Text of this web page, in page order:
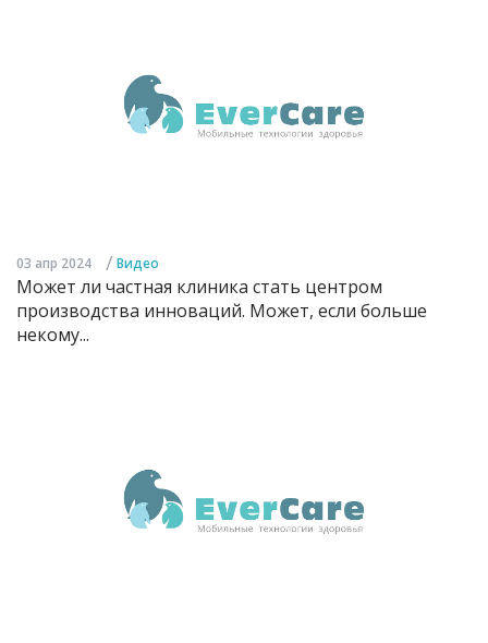
03 апр 2024 / Видео
Может ли частная клиника стать центром
производства инноваций. Может, если больше
некому...